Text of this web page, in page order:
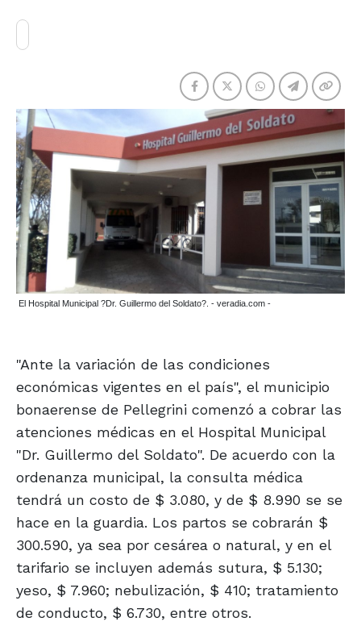
El Hospital Municipal ?Dr. Guillermo del Soldato?. - veradia.com -
"Ante la variación de las condiciones
económicas vigentes en el país", el municipio
bonaerense de Pellegrini comenzó a cobrar las
atenciones médicas en el Hospital Municipal
"Dr. Guillermo del Soldato". De acuerdo con la
ordenanza municipal, la consulta médica
tendrá un costo de $ 3.080, y de $ 8.990 se se
hace en la guardia. Los partos se cobrarán $
300.590, ya sea por cesárea o natural, y en el
tarifario se incluyen además sutura, $ 5.130;
yeso, $ 7.960; nebulización, $ 410; tratamiento
de conducto, $ 6.730, entre otros.